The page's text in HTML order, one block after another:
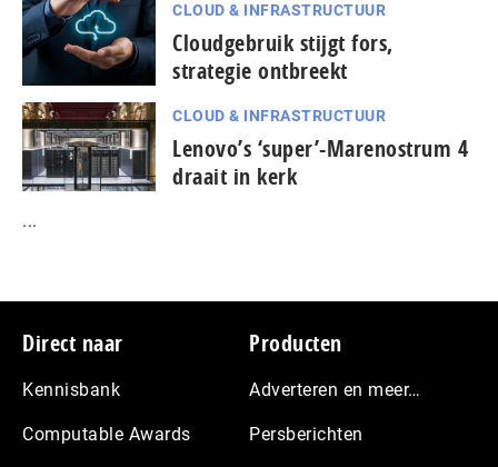
CLOUD & INFRASTRUCTUUR
Cloudgebruik stijgt fors,
strategie ontbreekt
CLOUD & INFRASTRUCTUUR
Lenovo’s ‘super’-Marenostrum 4
draait in kerk
...
Footer
Direct naar
Kennisbank
Computable Awards
Producten
Adverteren en meer…
Persberichten